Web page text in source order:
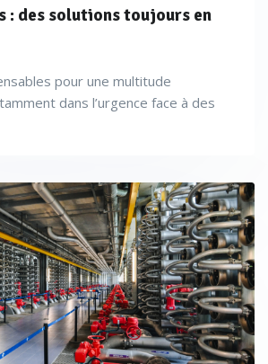
: des solutions toujours en
pour une multitude
dans l’urgence face à des